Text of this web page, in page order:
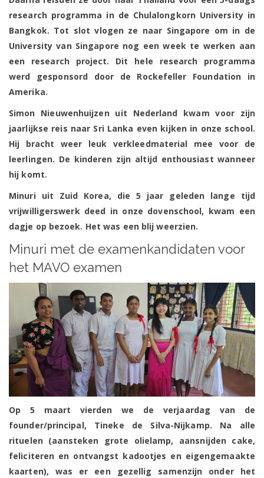
research programma in de Chulalongkorn University in
Bangkok. Tot slot vlogen ze naar Singapore om in de
University van Singapore nog een week te werken aan
een research project. Dit hele research programma
werd gesponsord door de Rockefeller Foundation in
Amerika.
Simon Nieuwenhuijzen uit Nederland kwam voor zijn
jaarlijkse reis naar Sri Lanka even kijken in onze school.
Hij bracht weer leuk verkleedmaterial mee voor de
leerlingen. De kinderen zijn altijd enthousiast wanneer
hij komt.
Minuri uit Zuid Korea, die 5 jaar geleden lange tijd
vrijwilligerswerk deed in onze dovenschool, kwam een
dagje op bezoek. Het was een blij weerzien.
Minuri met de examenkandidaten voor
het MAVO examen
Op 5 maart vierden we de verjaardag van de
founder/principal, Tineke de Silva-Nijkamp. Na alle
rituelen (aansteken grote olielamp, aansnijden cake,
feliciteren en ontvangst kadootjes en eigengemaakte
kaarten), was er een gezellig samenzijn onder het